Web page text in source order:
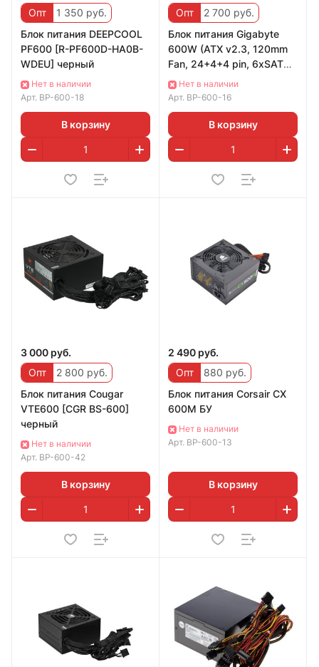
Опт
1 350 руб.
Блок питания DEEPCOOL
PF600 [R-PF600D-HA0B-
WDEU] черный
Нет в наличии
Арт. BP-600-18
В корзину
Опт
2 700 руб.
Блок питания Gigabyte
600W (ATX v2.3, 120mm
Fan, 24+4+4 pin, 6xSATA,
PCI-Ex16, OEM)
Нет в наличии
Арт. BP-600-16
В корзину
3 000 руб.
Опт
2 800 руб.
Блок питания Cougar
VTE600 [CGR BS-600]
черный
Нет в наличии
Арт. BP-600-42
В корзину
2 490 руб.
Опт
880 руб.
Блок питания Corsair CX
600M БУ
Нет в наличии
Арт. BP-600-13
В корзину